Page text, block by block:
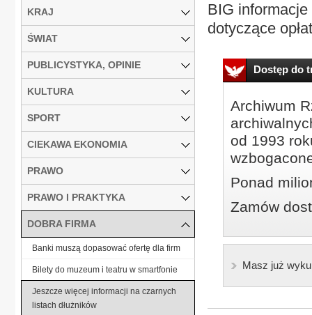
BIG informacje
dotyczące
Dostęp do
Archiwum
od 1993
Ponad
Zamów
Masz już
KRAJ
ŚWIAT
PUBLICYSTYKA, OPINIE
KULTURA
SPORT
CIEKAWA EKONOMIA
PRAWO
PRAWO I PRAKTYKA
DOBRA FIRMA
Banki muszą dopasować ofertę dla firm
Bilety do muzeum i teatru w smartfonie
Jeszcze więcej informacji na czarnych
listach dłużników